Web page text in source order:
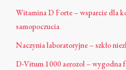
Witamina D Forte – wsparcie dla
samopoczucia
Naczynia laboratoryjne – szkło
D-Vitum 1000 aerozol – wygodna